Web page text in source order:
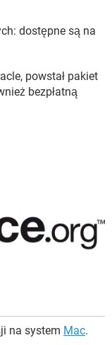
dostępne są na
powstał pakiet
bezpłatną
na system Mac.